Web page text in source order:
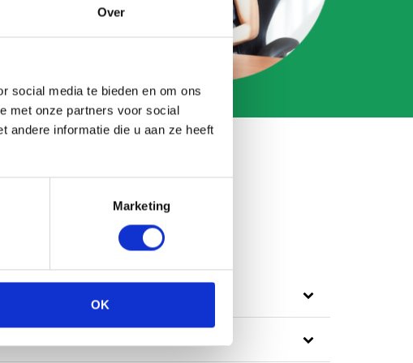
Over
social media te bieden en om ons
met onze partners voor social
andere informatie die u aan ze heeft
Marketing
OK